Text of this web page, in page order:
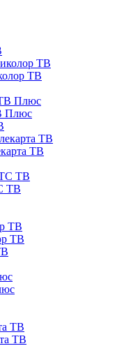
ТВ
ТВ
Плюс
Плюс
ТВ
ТВ
ТВ
ТВ
ТВ
ТВ
ТВ
ТВ